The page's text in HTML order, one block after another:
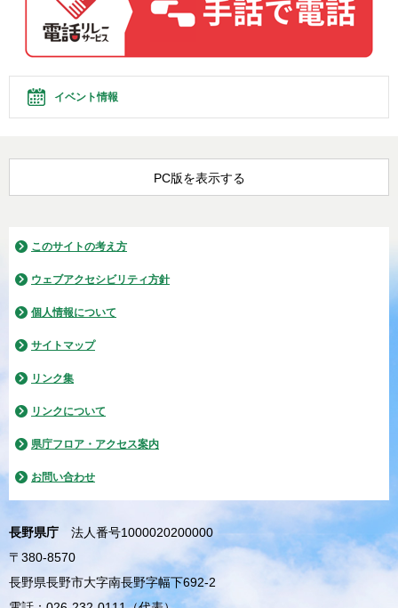
イベント情報
PC版を表示する
このサイトの考え方
ウェブアクセシビリティ方針
個人情報について
サイトマップ
リンク集
リンクについて
県庁フロア・アクセス案内
お問い合わせ
長野県庁
法人番号1000020200000
〒380-8570
長野県長野市大字南長野字幅下692-2